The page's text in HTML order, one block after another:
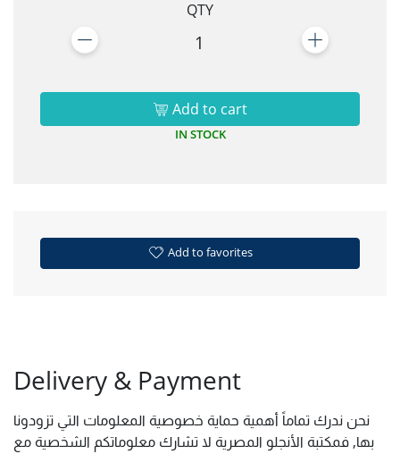
QTY
1
Add to cart
IN STOCK
Add to favorites
Delivery & Payment
نحن ندرك تماماً أهمية حماية خصوصية المعلومات التي تزودونا
بها, فمكتبة الأنجلو المصرية لا تشارك معلوماتكم الشخصية مع